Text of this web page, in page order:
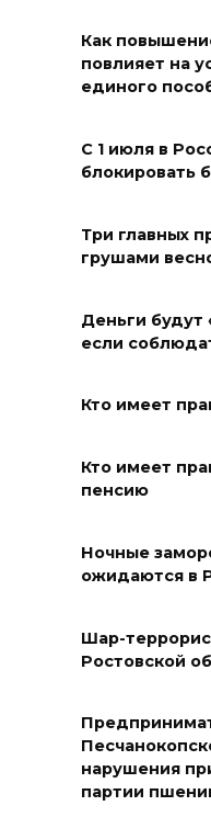
на 8 августа
07 августа 2026
В
Ростова-
07 августа 2026
Полиция
07 августа
Ростовской
из-за
Сап-
07 августа
В
Как
повлияет на
единого
С 1 июля в
блокировать
Три главных
грушами
Деньги будут
если
Кто имеет
Кто имеет
пенсию
Ночные
ожидаются в
Шар-
Ростовской
нарушения
партии